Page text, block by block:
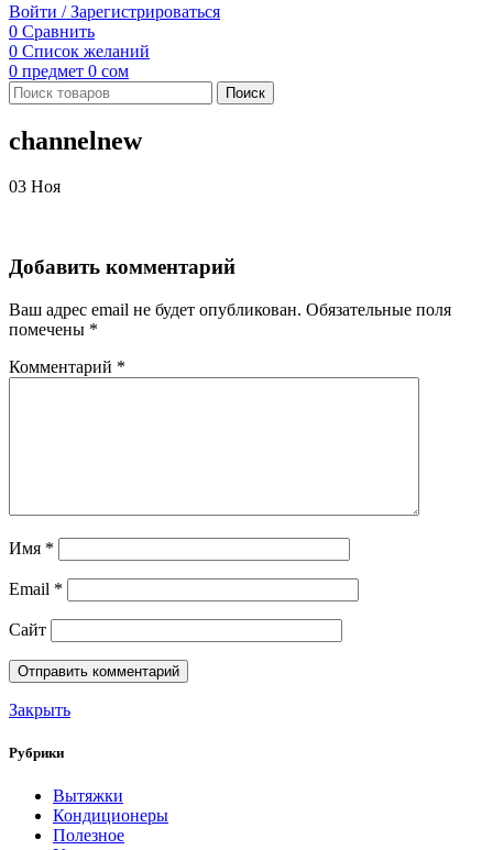
Войти / Зарегистрироваться
0 Сравнить
0 Список желаний
0 предмет 0 сом
Поиск
channelnew
03 Ноя
Добавить комментарий
Ваш адрес email не будет опубликован. Обязательные поля
помечены *
Комментарий *
Имя *
Email *
Сайт
Закрыть
Рубрики
Вытяжки
Кондиционеры
Полезное